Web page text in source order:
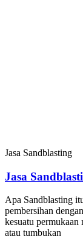
Jasa Sandblasting
Jasa
Apa Sandblasting
pembersihan
kesuatu permukaan
atau tumbukan